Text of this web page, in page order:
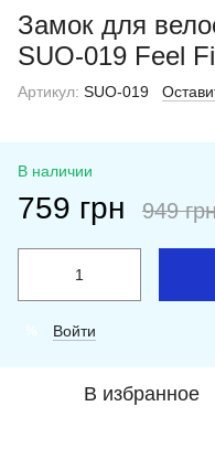
Замок для
SUO-019 Feel
Артикул: SUO-019
В наличии
759 грн 949
Войти
В избранное